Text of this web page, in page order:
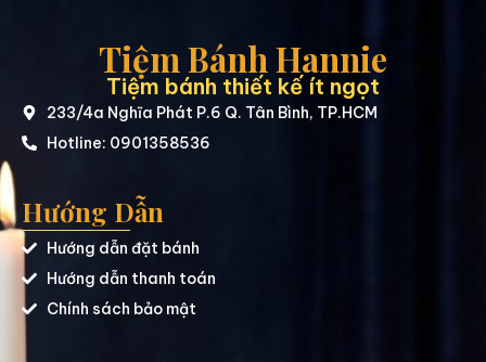
Tiệm Bánh Hannie
Tiệm bánh thiết kế ít ngọt
233/4a Nghĩa Phát P.6 Q. Tân Bình, TP.HCM
Hotline: 0901358536
Hướng Dẫn
Hướng dẫn đặt bánh
Hướng dẫn thanh toán
Chính sách bảo mật